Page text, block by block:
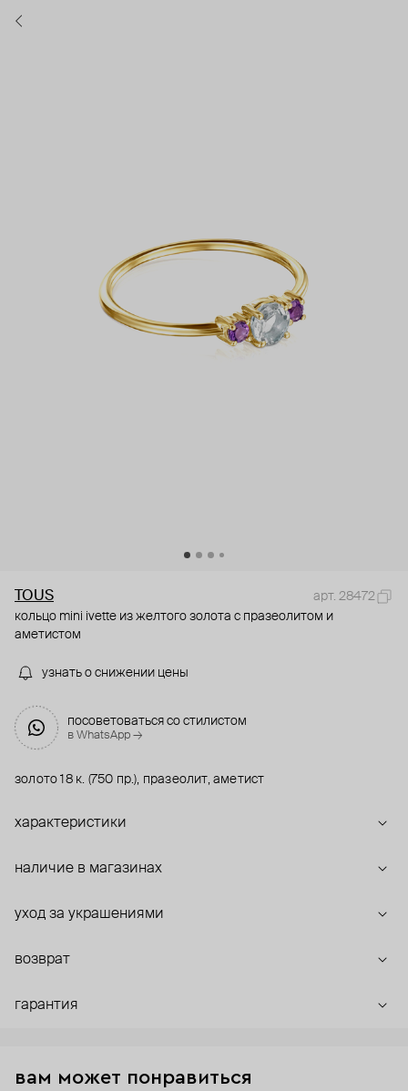
TOUS
арт. 28472
кольцо mini ivette из желтого золота c празеолитом и
аметистом
узнать о снижении цены
посоветоваться со стилистом
в WhatsApp →
золото 18 к. (750 пр.), празеолит, аметист
характеристики
наличие в магазинах
уход за украшениями
возврат
гарантия
вам может понравиться